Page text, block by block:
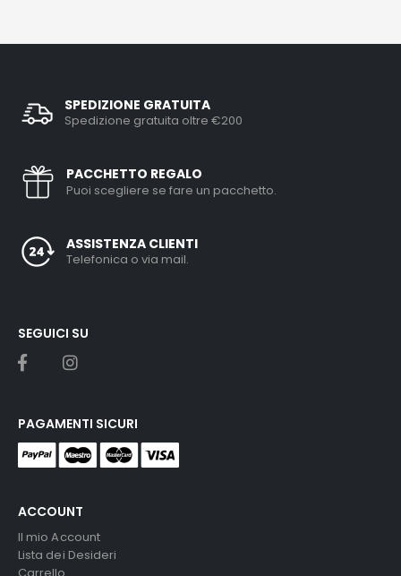
SPEDIZIONE GRATUITA
Spedizione gratuita oltre €200
PACCHETTO REGALO
Puoi scegliere se fare un pacchetto.
ASSISTENZA CLIENTI
Telefonica o via mail.
ACCOUNT
Il mio Account
Lista dei Desideri
SEGUICI SU
PAGAMENTI SICURI